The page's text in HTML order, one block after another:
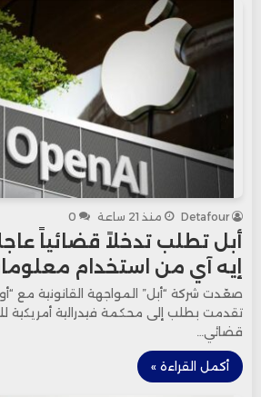
Detafour منذ 21 ساعة 0
أبل تطلب تدخلاً قضائياً
إيه آي من استخدام
صعّدت شركة “أبل” المواجهة القانونية مع
تقدمت بطلب إلى محكمة فيدرالية أمريكية
قضائي…
أكمل القراءة »